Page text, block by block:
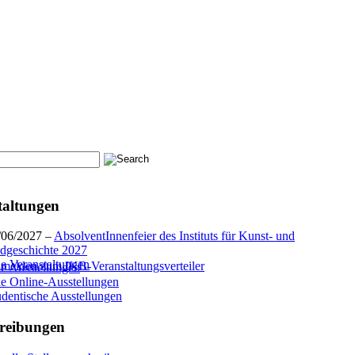
2027 –AbsolventInnenfeier des Instituts für Kunst- und
2027
Veranstaltungen
zum IKB-Veranstaltungsverteiler
Ausstellungen
Online-Ausstellungen
Ausstellungen